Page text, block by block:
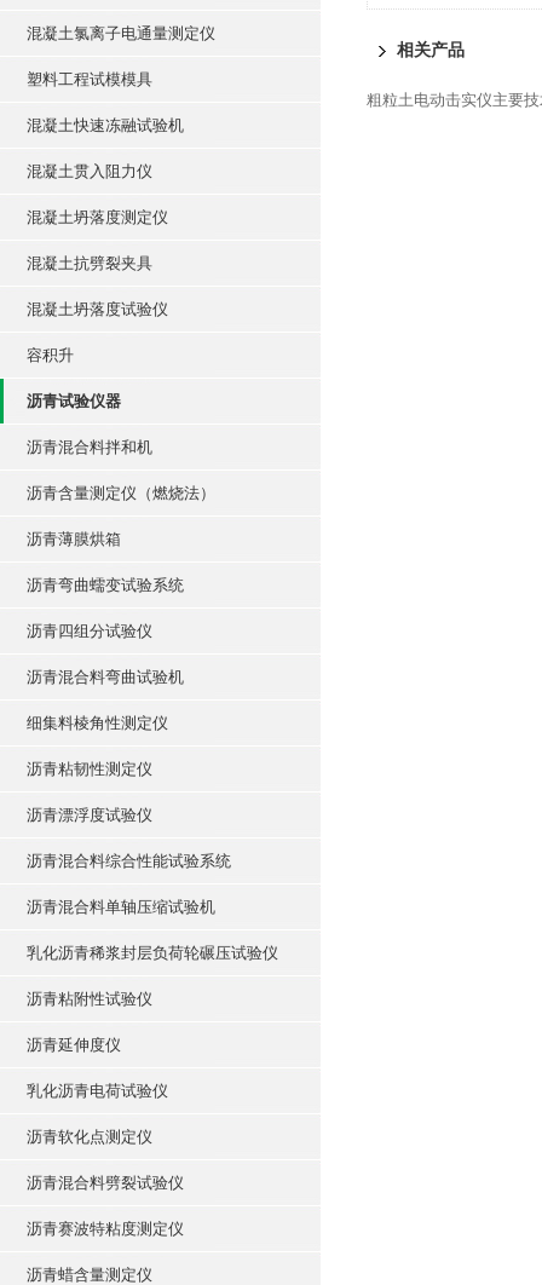
混凝土氯离子电通量测定仪
塑料工程试模模具
混凝土快速冻融试验机
混凝土贯入阻力仪
混凝土坍落度测定仪
混凝土抗劈裂夹具
混凝土坍落度试验仪
容积升
沥青试验仪器
沥青混合料拌和机
沥青含量测定仪（燃烧法）
沥青薄膜烘箱
沥青弯曲蠕变试验系统
沥青四组分试验仪
沥青混合料弯曲试验机
细集料棱角性测定仪
沥青粘韧性测定仪
沥青漂浮度试验仪
沥青混合料综合性能试验系统
沥青混合料单轴压缩试验机
乳化沥青稀浆封层负荷轮碾压试验仪
沥青粘附性试验仪
沥青延伸度仪
乳化沥青电荷试验仪
沥青软化点测定仪
沥青混合料劈裂试验仪
沥青赛波特粘度测定仪
沥青蜡含量测定仪
相关产品
粗粒土电动击实仪主要